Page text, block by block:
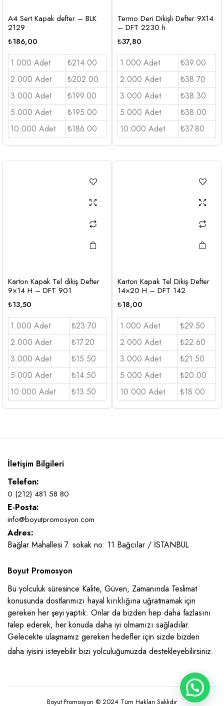
A4 Sert Kapak defter – BLK
2129
₺186,00
1.000 Adet
₺214.00
2.000 Adet
₺202.00
3.000 Adet
₺199.00
5.000 Adet
₺195.00
10.000 Adet
₺186.00
Termo Deri Dikişli Defter 9X14
– DFT 2230 h
₺37,80
1.000 Adet
₺39.00
2.000 Adet
₺38.70
3.000 Adet
₺38.30
5.000 Adet
₺38.00
10.000 Adet
₺37.80
Karton Kapak Tel dikiş Defter
9×14 H – DFT 901
₺13,50
1.000 Adet
₺23.70
2.000 Adet
₺17.20
3.000 Adet
₺15.50
5.000 Adet
₺14.50
10.000 Adet
₺13.50
Karton Kapak Tel Dikiş Defter
14×20 H – DFT 142
₺18,00
1.000 Adet
₺29.50
2.000 Adet
₺22.60
3.000 Adet
₺21.50
5.000 Adet
₺20.00
10.000 Adet
₺18.00
İletişim Bilgileri
Telefon:
0 (212) 481 58 80
E-Posta:
info@boyutpromosyon.com
Adres:
Bağlar Mahallesi 7. sokak no: 11 Bağcılar / İSTANBUL
Boyut Promosyon
Bu yolculuk süresince Kalite, Güven, Zamanında Teslimat
konusunda dostlarımızı hayal kırıklığına uğratmamak için
gereken her şeyi yaptık. Onlar da bizden hep daha fazlasını
talep ederek, her konuda daha iyi olmamızı sağladılar.
Gelecekte ulaşmamız gereken hedefler için sizde bizden
daha iyisini isteyebilir bizi yolculuğumuzda destekleyebilirsiniz.
Boyut Promosyon © 2024 Tüm Hakları Saklıdır